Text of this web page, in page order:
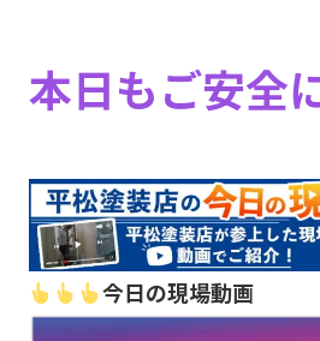
本日もご安全
今日の現場動画